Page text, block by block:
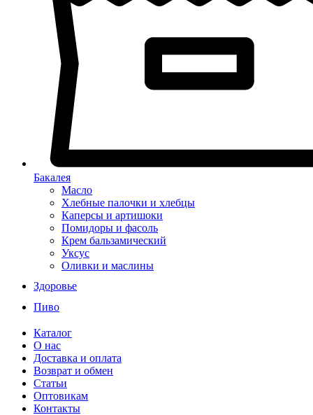
Бакалея
Масло
Хлебные палочки и хлебцы
Каперсы и артишоки
Помидоры и фасоль
Крем бальзамический
Уксус
Оливки и маслины
Здоровье
Пиво
Каталог
О нас
Доставка и оплата
Возврат и обмен
Статьи
Оптовикам
Контакты